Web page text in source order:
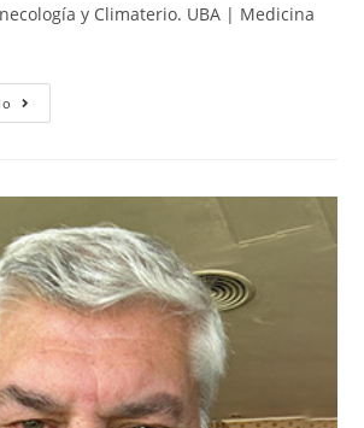
y Climaterio. UBA | Medicina